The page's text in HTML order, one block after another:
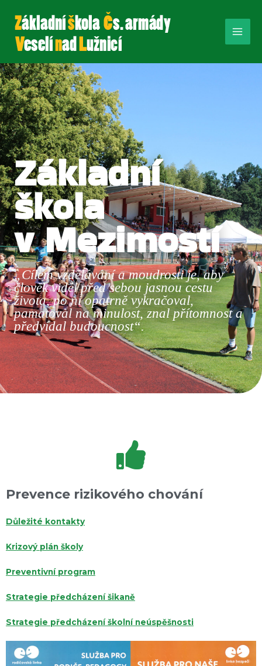
Základní
škola
v Mezimostí
„Cílem vzdělávání a moudrosti je, aby
člověk viděl před sebou jasnou cestu
života, po ní opatrně vykračoval,
pamatoval na minulost, znal přítomnost a
předvídal budoucnost“.
Prevence rizikového chování
Důležité kontakty
Krizový plán školy
Preventivní program
Strategie předcházení šikaně
Strategie předcházení školní neúspěšnosti